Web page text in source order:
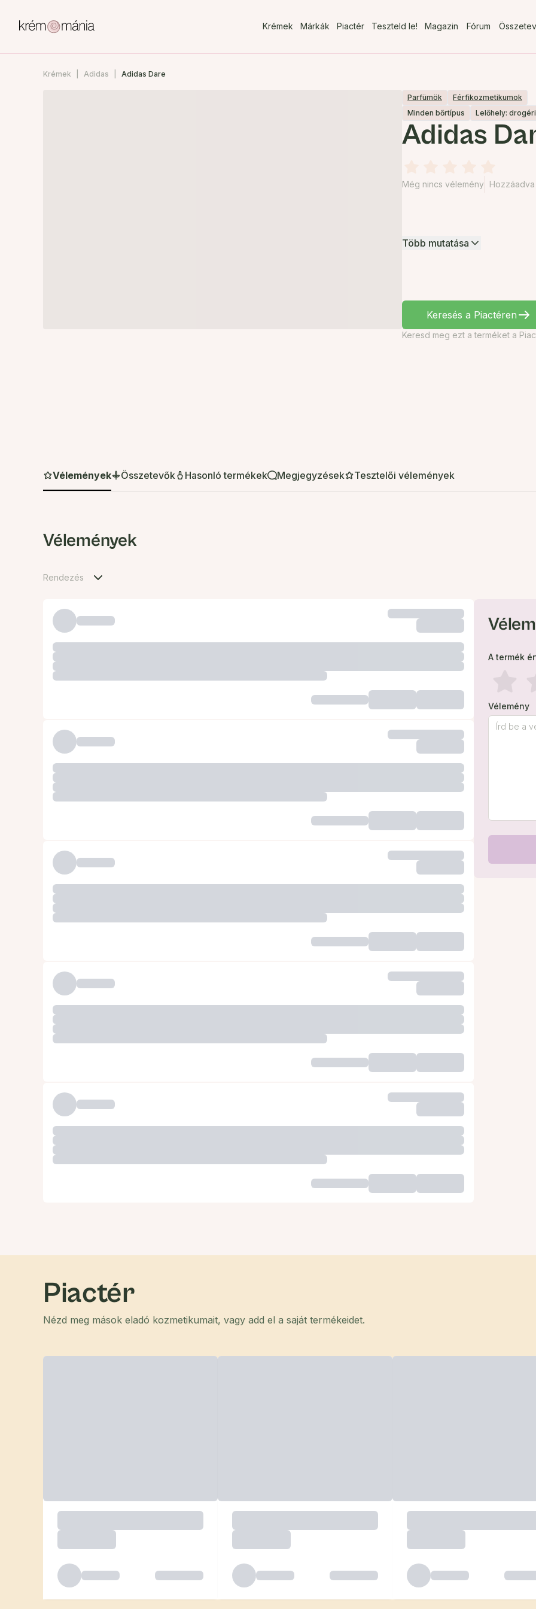
Krémek Márkák Piactér Teszteld le! Magazin Fórum
Krémek Adidas Adidas Dare
Parfümök
Férfikozmetikumok
Minden bőrtípus
Lelőhely:
Adidas
Még nincs vélemény Hozzáadva
Több mutatása
Keresés a Piactéren
Keresd meg ezt a terméket a
Vélemények Összetevők Hasonló termékek Megjegyzések Tesztelői vélemények
Vélemények
Rendezés
A termék
Vélemény
Piactér
Nézd meg mások eladó kozmetikumait, vagy add el a saját termékeidet.